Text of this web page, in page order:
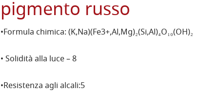
pigmento russo
•Formula chimica: (K,Na)(Fe3+,Al,Mg)₂(Si,Al)₄O₁₀(OH)₂
• Solidità alla luce – 8
•Resistenza agli alcali:5